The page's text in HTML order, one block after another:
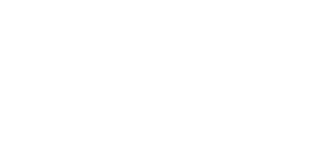
Springe direkt zu: